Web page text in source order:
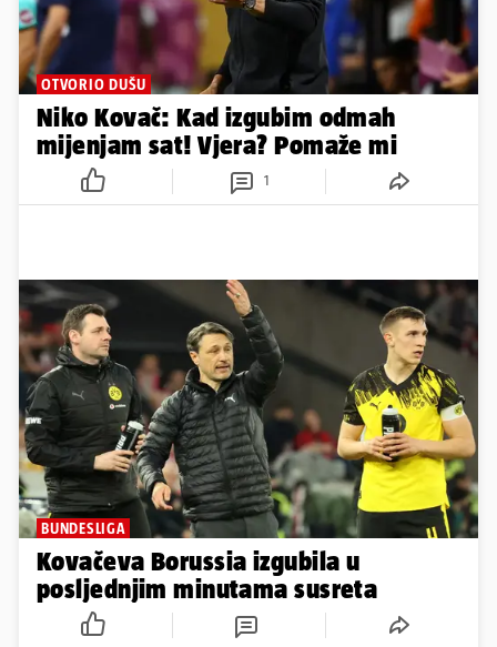
OTVORIO DUŠU
Niko Kovač: Kad izgubim odmah
mijenjam sat! Vjera? Pomaže mi
1
BUNDESLIGA
Kovačeva Borussia izgubila u
posljednjim minutama susreta